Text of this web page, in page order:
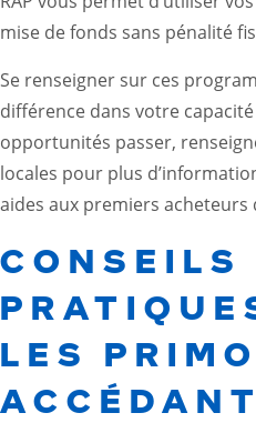
mise de fonds sans pénalité
Se renseigner sur ces
différence dans votre
opportunités passer,
locales pour plus
aides aux premiers acheteurs
CONSEILS
LES